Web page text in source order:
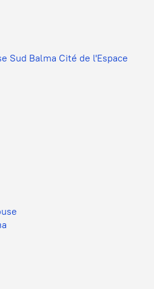
Sud Balma Cité de l'Espace